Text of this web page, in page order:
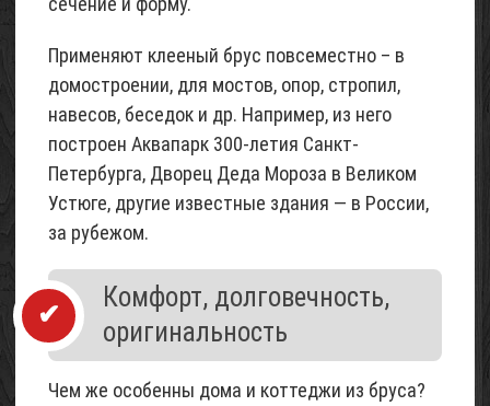
Применяют клееный брус повсеместно – в
домостроении, для мостов, опор, стропил,
навесов, беседок и др. Например, из него
построен Аквапарк 300-летия Санкт-
Петербурга, Дворец Деда Мороза в Великом
Устюге, другие известные здания — в России,
за рубежом.
Комфорт, долговечность,
оригинальность
Чем же особенны дома и коттеджи из бруса?